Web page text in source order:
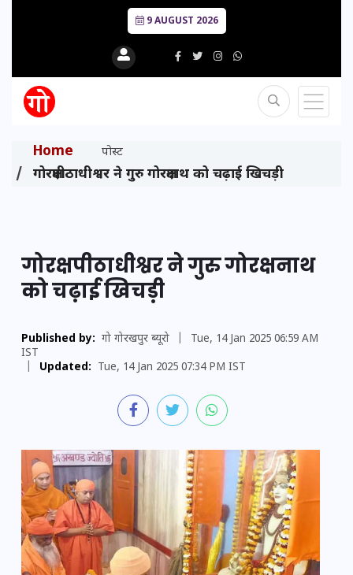
9 AUGUST 2026
Home पोस्ट
गोरक्षपीठाधीश्वर ने गुरु गोरक्षनाथ को चढ़ाई खिचड़ी
गोरक्षपीठाधीश्वर ने गुरु गोरक्षनाथ
को चढ़ाई खिचड़ी
Published by: गो गोरखपुर ब्यूरो
Tue, 14 Jan 2025 06:59 AM
IST
Updated: Tue, 14 Jan 2025 07:34 PM IST